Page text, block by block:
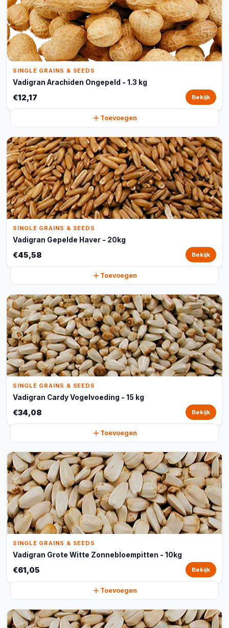
SINGLE GRAINS & SEEDS
Vadigran Arachiden Ongepeld - 1.3 kg
€12,17 Bekijk
Toevoegen
SINGLE GRAINS & SEEDS
Vadigran Gepelde Haver - 20kg
€45,58 Bekijk
Toevoegen
SINGLE GRAINS & SEEDS
Vadigran Cardy Vogelvoeding - 15 kg
€34,08 Bekijk
Toevoegen
SINGLE GRAINS & SEEDS
Vadigran Grote Witte Zonnebloempitten - 10kg
€61,05 Bekijk
Toevoegen